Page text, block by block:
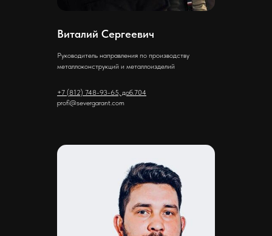
Виталий Сергеевич
Руководитель направления по производству
металлоконструкций и металлоизделий
+7 (812) 748-93-65, доб.704
profi@severgarant.com